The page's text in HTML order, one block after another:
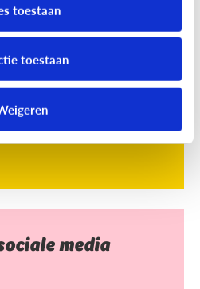
toestaan
toestaan
media